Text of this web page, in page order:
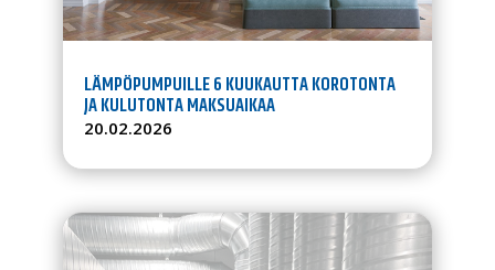
LÄMPÖPUMPUILLE 6 KUUKAUTTA KOROTONTA
JA KULUTONTA MAKSUAIKAA
20.02.2026